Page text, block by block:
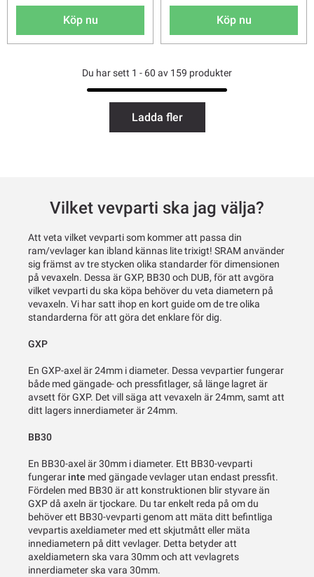
Köp nu Köp nu
Du har sett 1 - 60 av 159 produkter
Ladda fler
Vilket vevparti ska jag välja?
Att veta vilket vevparti som kommer att passa din
ram/vevlager kan ibland kännas lite trixigt! SRAM använder
sig främst av tre stycken olika standarder för dimensionen
på vevaxeln. Dessa är GXP, BB30 och DUB, för att avgöra
vilket vevparti du ska köpa behöver du veta diametern på
vevaxeln. Vi har satt ihop en kort guide om de tre olika
standarderna för att göra det enklare för dig.
GXP
En GXP-axel är 24mm i diameter. Dessa vevpartier fungerar
både med gängade- och pressfitlager, så länge lagret är
avsett för GXP. Det vill säga att vevaxeln är 24mm, samt att
ditt lagers innerdiameter är 24mm.
BB30
En BB30-axel är 30mm i diameter. Ett BB30-vevparti
fungerar inte med gängade vevlager utan endast pressfit.
Fördelen med BB30 är att konstruktionen blir styvare än
GXP då axeln är tjockare. Du tar enkelt reda på om du
behöver ett BB30-vevparti genom att mäta ditt befintliga
vevpartis axeldiameter med ett skjutmått eller mäta
innediametern på ditt vevlager. Detta betyder att
axeldiametern ska vara 30mm och att vevlagrets
innerdiameter ska vara 30mm.